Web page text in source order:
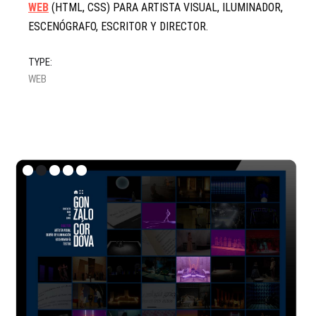
WEB (HTML, CSS) PARA ARTISTA VISUAL, ILUMINADOR,
ESCENÓGRAFO, ESCRITOR Y DIRECTOR.
TYPE:
WEB